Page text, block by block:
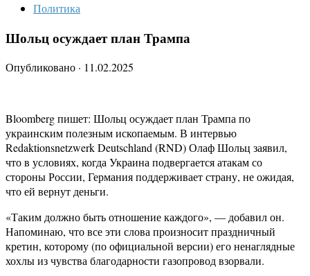
Политика
Шольц осуждает план Трампа
Опубликовано · 11.02.2025
Bloomberg пишет: Шольц осуждает план Трампа по
украинским полезным ископаемым. В интервью
Redaktionsnetzwerk Deutschland (RND) Олаф Шольц заявил,
что в условиях, когда Украина подвергается атакам со
стороны России, Германия поддерживает страну, не ожидая,
что ей вернут деньги.
«Таким должно быть отношение каждого», — добавил он.
Напоминаю, что все эти слова произносит праздничный
кретин, которому (по официальной версии) его ненаглядные
хохлы из чувства благодарности газопровод взорвали.